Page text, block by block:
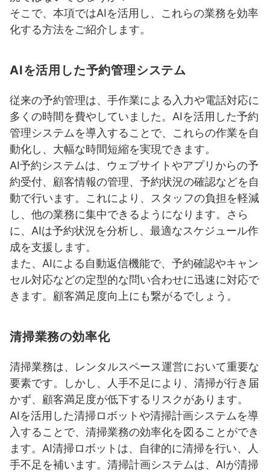
そこで、本項ではAIを活用し、これらの業務を効率
化する方法をご紹介します。
AIを活用した予約管理システム
従来の予約管理は、手作業による入力や電話対応に
多くの時間を費やしていました。AIを活用した予約
管理システムを導入することで、これらの作業を自
動化し、大幅な時間短縮を実現できます。
AI予約システムは、ウェブサイトやアプリからの予
約受付、顧客情報の管理、予約状況の確認などを自
動で行います。これにより、スタッフの負担を軽減
し、他の業務に集中できるようになります。さら
に、AIは予約状況を分析し、最適なスケジュール作
成を支援します。
また、AIによる自動返信機能で、予約確認やキャン
セル対応などの定型的な問い合わせに迅速に対応で
きます。顧客満足度向上にも繋がるでしょう。
清掃業務の効率化
清掃業務は、レンタルスペース運営において重要な
要素です。しかし、人手不足により、清掃が行き届
かず、顧客満足度が低下するリスクがあります。
AIを活用した清掃ロボットや清掃計画システムを導
入することで、清掃業務の効率化を図ることができ
ます。AI清掃ロボットは、自律的に清掃を行い、人
手不足を補います。清掃計画システムは、AIが清掃